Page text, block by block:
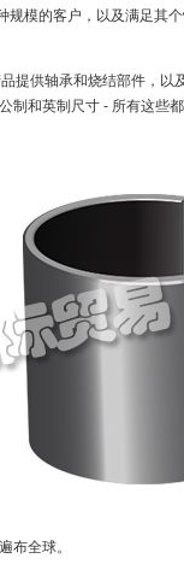
模的客户，以及满足其
供轴承和烧结部件，以
制和英制尺寸 - 所有这些
全球。